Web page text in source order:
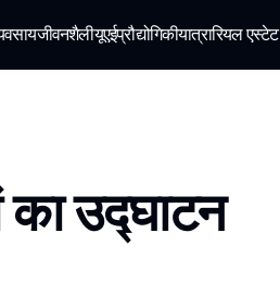
जीवनशैलीयूएईप्रौद्योगिकीयात्रारियल एस्टेट
उद्घाटन